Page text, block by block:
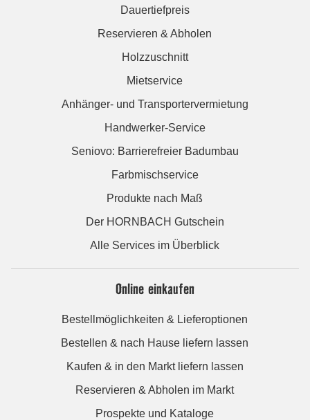
Dauertiefpreis
Reservieren & Abholen
Holzzuschnitt
Mietservice
Anhänger- und Transportervermietung
Handwerker-Service
Seniovo: Barrierefreier Badumbau
Farbmischservice
Produkte nach Maß
Der HORNBACH Gutschein
Alle Services im Überblick
Online einkaufen
Bestellmöglichkeiten & Lieferoptionen
Bestellen & nach Hause liefern lassen
Kaufen & in den Markt liefern lassen
Reservieren & Abholen im Markt
Prospekte und Kataloge